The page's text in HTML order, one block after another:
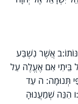
אֲשֶׁר נִשְׁבַּע
בֵּיתִי אִם אֶעֱלֶה עַל
תְּנוּמָה: ה עַד
הִנֵּה שְׁמַעֲנוּהָ